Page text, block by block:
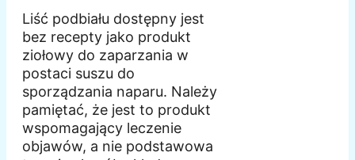
Liść podbiału dostępny jest
bez recepty jako produkt
ziołowy do zaparzania w
postaci suszu do
sporządzania naparu. Należy
pamiętać, że jest to produkt
wspomagający leczenie
objawów, a nie podstawowa